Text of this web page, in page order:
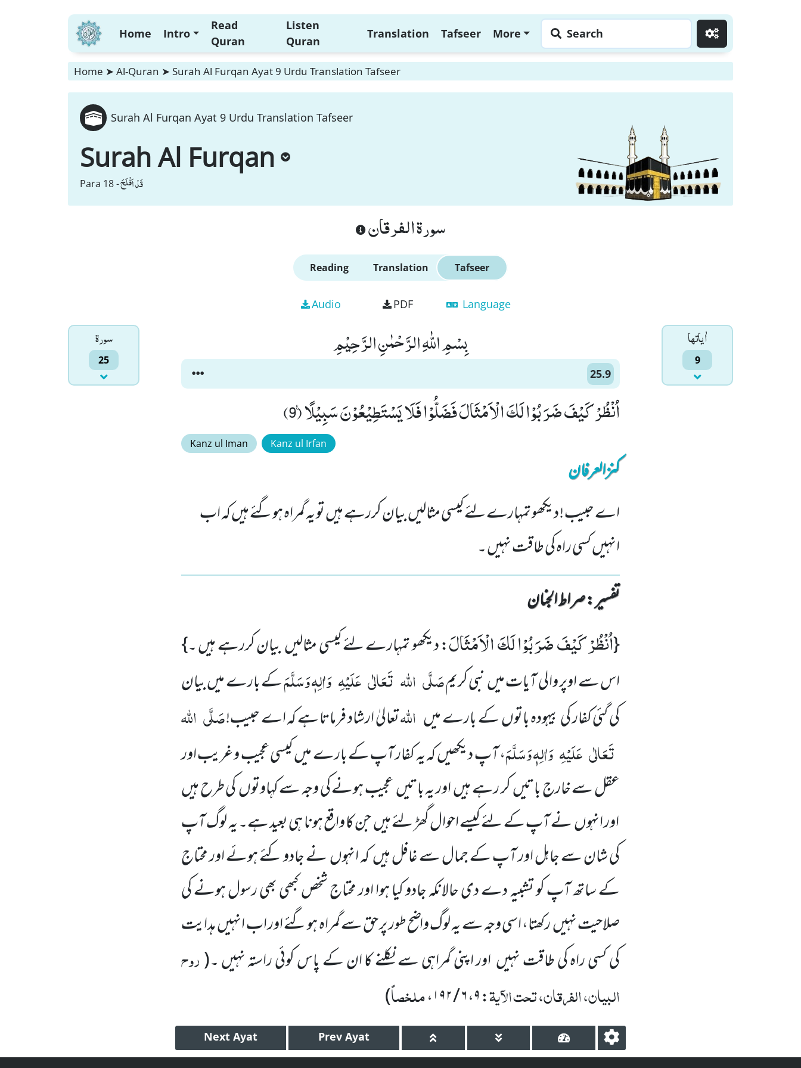
Home Intro
Read
Quran
Listen
Quran
Translation Tafseer More Search
Home ➤ Al-Quran ➤ Surah Al Furqan Ayat 9 Urdu Translation Tafseer
Surah Al Furqan Ayat 9 Urdu Translation Tafseer
Surah Al Furqan
Para 18 -قَدْ اَفْلَحَ
سورة الفرقان
Reading Translation Tafseer
Audio PDF Language
سورۃ
25
اٰياتها
9
بِسْمِ اللّٰهِ الرَّحْمٰنِ الرَّحِیْمِ
25.9
اُنْظُرْ كَیْفَ ضَرَبُوْا لَكَ الْاَمْثَالَ فَضَلُّوْا فَلَا یَسْتَطِیْعُوْنَ سَبِیْلًا۠ (9)
Kanz ul Iman Kanz ul Irfan
کنزالعرفان
اے حبیب ! دیکھو تمہارے لئے کیسی مثالیں بیان کررہے ہیں تو یہ گمراہ ہوگئے ہیں کہ اب
انہیں کسی راہ کی طاقت نہیں ۔
تفسیر : ‎صراط الجنان
{اُنْظُرْ كَیْفَ ضَرَبُوْا لَكَ الْاَمْثَالَ: دیکھو تمہارے لئے کیسی مثالیں بیان کررہے ہیں ۔}
اس سے اوپر والی آیات میں نبی کریمصَلَّی اللہ تَعَالٰی عَلَیْہِ وَاٰلِہٖ وَسَلَّمَکے بارے میں بیان
کی گئی کفار کی بیہودہ باتوں کے بارے میں اللہتعالیٰ ارشاد فرماتا ہے کہ اے حبیب!صَلَّی اللہ
تَعَالٰی عَلَیْہِ وَاٰلِہٖ وَسَلَّمَ، آپ دیکھیں کہ یہ کفار آپ کے بارے میں کیسی عجیب و غریب اور
عقل سے خارج باتیں کر رہے ہیں اور یہ باتیں عجیب ہونے کی وجہ سے کہاوتوں کی طرح ہیں
اور انہوں نے آپ کے لئے کیسے احوال گھڑ لئے ہیں جن کا واقع ہونا ہی بعید ہے۔ یہ لوگ آپ
کی شان سے جاہل اور آپ کے جمال سے غافل ہیں کہ انہوں نے جادو کئے ہوئے اور محتاج
کے ساتھ آپ کو تشبیہ دے دی حالانکہ جادو کیا ہوا اور محتاج شخص کبھی بھی رسول ہونے کی
صلاحیت نہیں رکھتا، اسی وجہ سے یہ لوگ واضح طور پر حق سے گمراہ ہو گئے اور اب انہیں ہدایت
کی کسی راہ کی طاقت نہیں اور اپنی گمراہی سے نکلنے کا ان کے پاس کوئی راستہ نہیں ۔(روح
البیان، الفرقان، تحت الآیۃ:۹،۶ / ۱۹۲ ،ملخصاً)
Next Ayat Prev Ayat